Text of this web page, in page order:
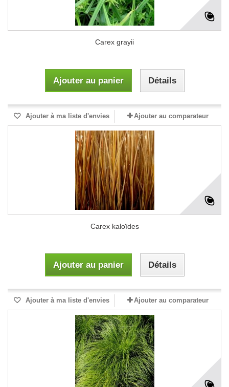
Carex grayii
Ajouter au panier Détails
Ajouter à ma liste d'envies Ajouter au comparateur
Carex kaloïdes
Ajouter au panier Détails
Ajouter à ma liste d'envies Ajouter au comparateur